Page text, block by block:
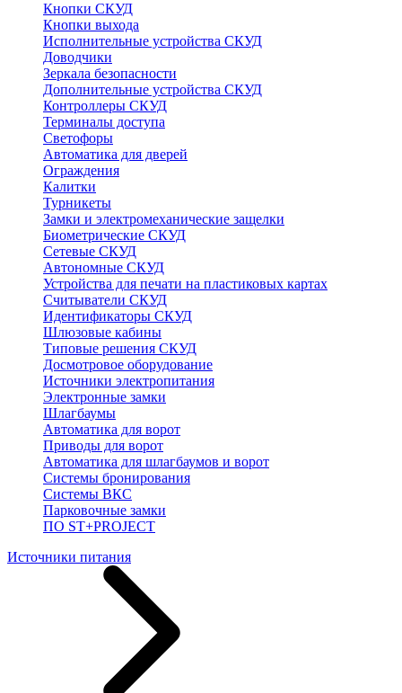
Кнопки СКУД
Кнопки выхода
Исполнительные устройства СКУД
Доводчики
Зеркала безопасности
Дополнительные устройства СКУД
Контроллеры СКУД
Терминалы доступа
Светофоры
Автоматика для дверей
Ограждения
Калитки
Турникеты
Замки и электромеханические защелки
Биометрические СКУД
Сетевые СКУД
Автономные СКУД
Устройства для печати на пластиковых картах
Считыватели СКУД
Идентификаторы СКУД
Шлюзовые кабины
Типовые решения СКУД
Досмотровое оборудование
Источники электропитания
Электронные замки
Шлагбаумы
Автоматика для ворот
Приводы для ворот
Автоматика для шлагбаумов и ворот
Системы бронирования
Системы ВКС
Парковочные замки
ПО ST+PROJECT
Источники питания